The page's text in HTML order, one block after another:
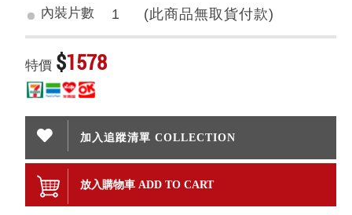
內裝片數 1 (此商品無取貨付款)
特價 $1578
加入追蹤清單 COLLECTION
放入購物車 ADD TO CART